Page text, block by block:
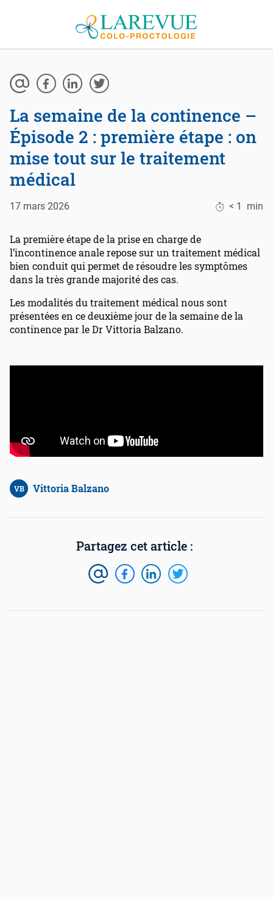
La semaine de la continence –
Épisode 2 : première étape : on
mise tout sur le traitement
médical
17 mars 2026 < 1 min
La première étape de la prise en charge de
l’incontinence anale repose sur un traitement médical
bien conduit qui permet de résoudre les symptômes
dans la très grande majorité des cas.
Les modalités du traitement médical nous sont
présentées en ce deuxième jour de la semaine de la
continence par le Dr Vittoria Balzano.
VB Vittoria Balzano